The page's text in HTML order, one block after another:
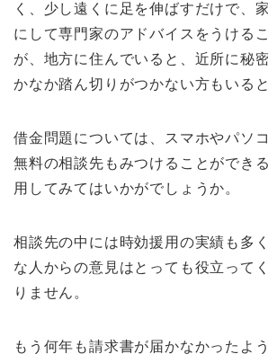
く、少し遠くに足を伸ばすだけで、
にして専門家のアドバイスをうける
が、地方に住んでいると、近所に秘
かなか踏ん切りがつかない方もいる
借金問題については、スマホやパソ
無料の相談先もみつけることができ
用してみてはいかがでしょうか。
相談先の中には時効援用の実績も多
な人からの意見はとっても役立って
りません。
もう何年も請求書が届かなかったよ